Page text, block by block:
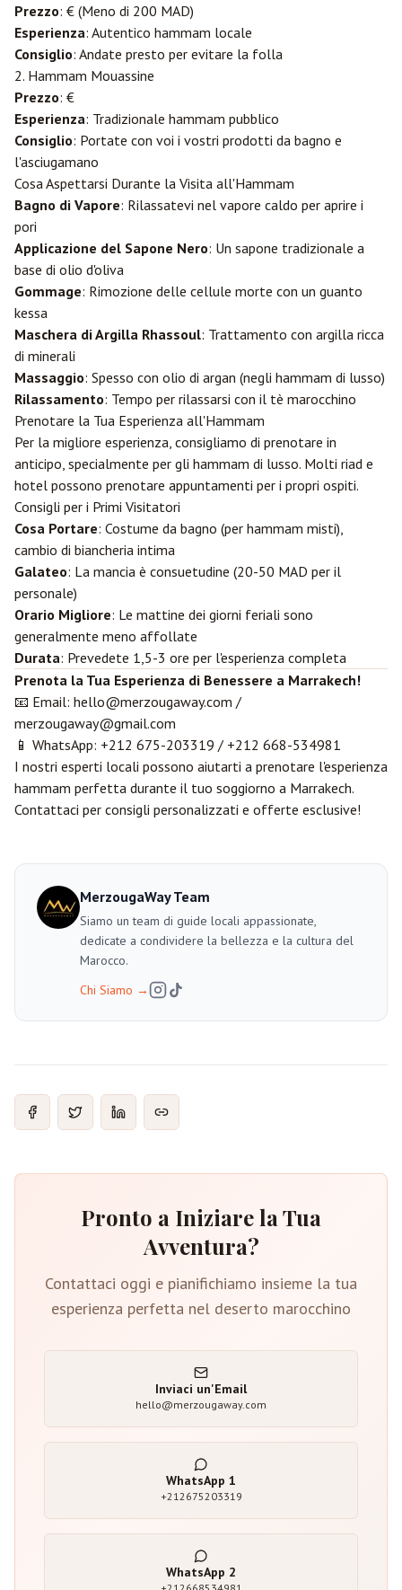
Prezzo: € (Meno di 200 MAD)
Esperienza: Autentico hammam locale
Consiglio: Andate presto per evitare la folla
2. Hammam Mouassine
Prezzo: €
Esperienza: Tradizionale hammam pubblico
Consiglio: Portate con voi i vostri prodotti da bagno e
l'asciugamano
Cosa Aspettarsi Durante la Visita all'Hammam
Bagno di Vapore: Rilassatevi nel vapore caldo per aprire i
pori
Applicazione del Sapone Nero: Un sapone tradizionale a
base di olio d'oliva
Gommage: Rimozione delle cellule morte con un guanto
kessa
Maschera di Argilla Rhassoul: Trattamento con argilla ricca
di minerali
Massaggio: Spesso con olio di argan (negli hammam di lusso)
Rilassamento: Tempo per rilassarsi con il tè marocchino
Prenotare la Tua Esperienza all'Hammam
Per la migliore esperienza, consigliamo di prenotare in
anticipo, specialmente per gli hammam di lusso. Molti riad e
hotel possono prenotare appuntamenti per i propri ospiti.
Consigli per i Primi Visitatori
Cosa Portare: Costume da bagno (per hammam misti),
cambio di biancheria intima
Galateo: La mancia è consuetudine (20-50 MAD per il
personale)
Orario Migliore: Le mattine dei giorni feriali sono
generalmente meno affollate
Durata: Prevedete 1,5-3 ore per l'esperienza completa
Prenota la Tua Esperienza di Benessere a Marrakech!
📧 Email: hello@merzougaway.com /
merzougaway@gmail.com
📱 WhatsApp: +212 675-203319 / +212 668-534981
I nostri esperti locali possono aiutarti a prenotare l'esperienza
hammam perfetta durante il tuo soggiorno a Marrakech.
Contattaci per consigli personalizzati e offerte esclusive!
MerzougaWay Team
Siamo un team di guide locali appassionate,
dedicate a condividere la bellezza e la cultura del
Marocco.
Chi Siamo →
Pronto a Iniziare la Tua
Avventura?
Contattaci oggi e pianifichiamo insieme la tua
esperienza perfetta nel deserto marocchino
Inviaci un'Email
hello@merzougaway.com
WhatsApp 1
+212675203319
WhatsApp 2